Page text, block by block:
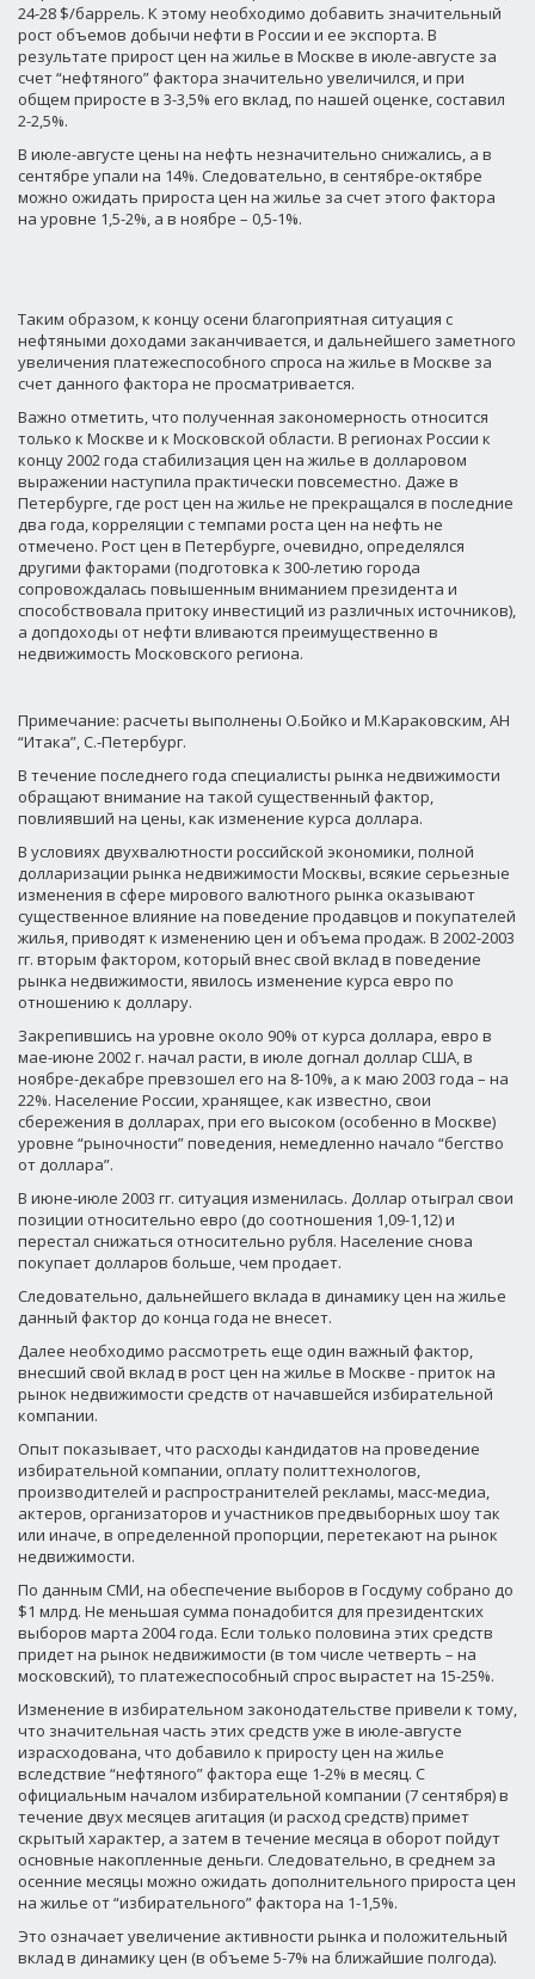
24-28 $/баррель. К этому необходимо добавить значительный
рост объемов добычи нефти в России и ее экспорта. В
результате прирост цен на жилье в Москве в июле-августе за
счет “нефтяного” фактора значительно увеличился, и при
общем приросте в 3-3,5% его вклад, по нашей оценке, составил
2-2,5%.
В июле-августе цены на нефть незначительно снижались, а в
сентябре упали на 14%. Следовательно, в сентябре-октябре
можно ожидать прироста цен на жилье за счет этого фактора
на уровне 1,5-2%, а в ноябре – 0,5-1%.
Таким образом, к концу осени благоприятная ситуация с
нефтяными доходами заканчивается, и дальнейшего заметного
увеличения платежеспособного спроса на жилье в Москве за
счет данного фактора не просматривается.
Важно отметить, что полученная закономерность относится
только к Москве и к Московской области. В регионах России к
концу 2002 года стабилизация цен на жилье в долларовом
выражении наступила практически повсеместно. Даже в
Петербурге, где рост цен на жилье не прекращался в последние
два года, корреляции с темпами роста цен на нефть не
отмечено. Рост цен в Петербурге, очевидно, определялся
другими факторами (подготовка к 300-летию города
сопровождалась повышенным вниманием президента и
способствовала притоку инвестиций из различных источников),
а допдоходы от нефти вливаются преимущественно в
недвижимость Московского региона.
Примечание: расчеты выполнены О.Бойко и М.Караковским, АН
“Итака”, С.-Петербург.
В течение последнего года специалисты рынка недвижимости
обращают внимание на такой существенный фактор,
повлиявший на цены, как изменение курса доллара.
В условиях двухвалютности российской экономики, полной
долларизации рынка недвижимости Москвы, всякие серьезные
изменения в сфере мирового валютного рынка оказывают
существенное влияние на поведение продавцов и покупателей
жилья, приводят к изменению цен и объема продаж. В 2002-2003
гг. вторым фактором, который внес свой вклад в поведение
рынка недвижимости, явилось изменение курса евро по
отношению к доллару.
Закрепившись на уровне около 90% от курса доллара, евро в
мае-июне 2002 г. начал расти, в июле догнал доллар США, в
ноябре-декабре превзошел его на 8-10%, а к маю 2003 года – на
22%. Население России, хранящее, как известно, свои
сбережения в долларах, при его высоком (особенно в Москве)
уровне “рыночности” поведения, немедленно начало “бегство
от доллара”.
В июне-июле 2003 гг. ситуация изменилась. Доллар отыграл свои
позиции относительно евро (до соотношения 1,09-1,12) и
перестал снижаться относительно рубля. Население снова
покупает долларов больше, чем продает.
Следовательно, дальнейшего вклада в динамику цен на жилье
данный фактор до конца года не внесет.
Далее необходимо рассмотреть еще один важный фактор,
внесший свой вклад в рост цен на жилье в Москве - приток на
рынок недвижимости средств от начавшейся избирательной
компании.
Опыт показывает, что расходы кандидатов на проведение
избирательной компании, оплату политтехнологов,
производителей и распространителей рекламы, масс-медиа,
актеров, организаторов и участников предвыборных шоу так
или иначе, в определенной пропорции, перетекают на рынок
недвижимости.
По данным СМИ, на обеспечение выборов в Госдуму собрано до
$1 млрд. Не меньшая сумма понадобится для президентских
выборов марта 2004 года. Если только половина этих средств
придет на рынок недвижимости (в том числе четверть – на
московский), то платежеспособный спрос вырастет на 15-25%.
Изменение в избирательном законодательстве привели к тому,
что значительная часть этих средств уже в июле-августе
израсходована, что добавило к приросту цен на жилье
вследствие “нефтяного” фактора еще 1-2% в месяц. С
официальным началом избирательной компании (7 сентября) в
течение двух месяцев агитация (и расход средств) примет
скрытый характер, а затем в течение месяца в оборот пойдут
основные накопленные деньги. Следовательно, в среднем за
осенние месяцы можно ожидать дополнительного прироста цен
на жилье от “избирательного” фактора на 1-1,5%.
Это означает увеличение активности рынка и положительный
вклад в динамику цен (в объеме 5-7% на ближайшие полгода).